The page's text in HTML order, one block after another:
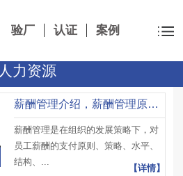
验厂 认证 案例
人力资源
薪酬管理介绍，薪酬管理原则、薪酬管理要求及薪酬管理特殊性
薪酬管理是在组织的发展策略下，对
员工薪酬的支付原则、策略、水平、
结构、...
【详情】